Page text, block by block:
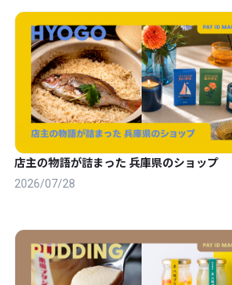
店主の物語が詰まった 兵庫県のショップ
2026/07/28